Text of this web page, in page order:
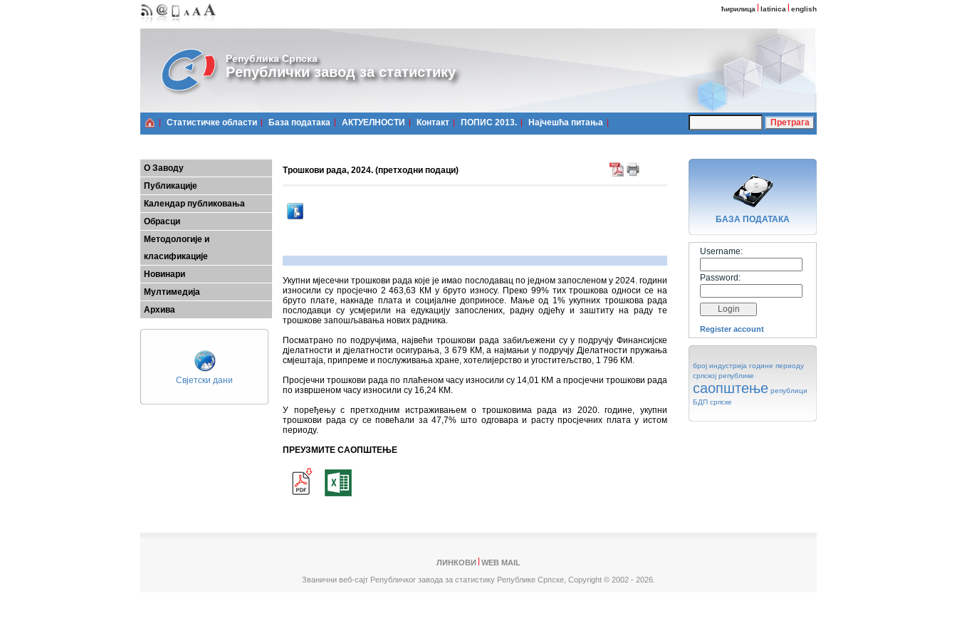
ћирилица latinica english
Република Српска
Републички завод за статистику
Статистичке области Базa података АКТУЕЛНОСТИ Контакт ПОПИС 2013. Најчешћa питања
О Заводу
Публикације
Календар публиковања
Обрасци
Методологије и
класификације
Новинари
Мултимедија
Архива
Свјетски дани
Трошкови рада, 2024. (претходни подаци)
Укупни мјесечни трошкови рада које је имао послодавац по једном запосленом у 2024. години
износили су просјечно 2 463,63 КМ у бруто износу. Преко 99% тих трошкова односи се на
бруто плате, накнаде плата и социјалне доприносе. Мање од 1% укупних трошкова рада
послодавци су усмјерили на едукацију запослених, радну одјећу и заштиту на раду те
трошкове запошљавања нових радника.
Посматрано по подручјима, највећи трошкови рада забиљежени су у подручју Финансијске
дјелатности и дјелатности осигурања, 3 679 КМ, a најмањи у подручју Дјелатности пружања
смјештаја, припреме и послуживања хране, хотелијерство и угоститељство, 1 796 КМ.
Просјечни трошкови рада по плаћеном часу износили су 14,01 КМ а просјечни трошкови рада
по извршеном часу износили су 16,24 КМ.
У поређењу с претходним истраживањем о трошковима рада из 2020. године, укупни
трошкови рада су се повећали за 47,7% што одговара и расту просјечних плата у истом
периоду.
ПРЕУЗМИТЕ САОПШТЕЊЕ
БАЗA ПОДАТАКА
Username:
Password:
Register account
број индустрија године периоду
српској републике
саопштење републици
БДП српске
ЛИНКОВИ
WEB MAIL
Званични веб-сајт Републичког завода за статистику Републике Српске, Copyright © 2002 - 2026.